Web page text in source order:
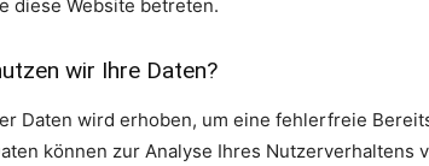
diese Website betreten.
wir Ihre Daten?
Daten wird erhoben, um eine fehlerfreie
können zur Analyse Ihres Nutzerverhaltens